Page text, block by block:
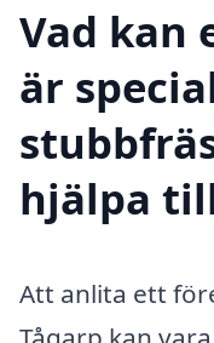
Vad kan
är
hjälpa
Att anlita ett